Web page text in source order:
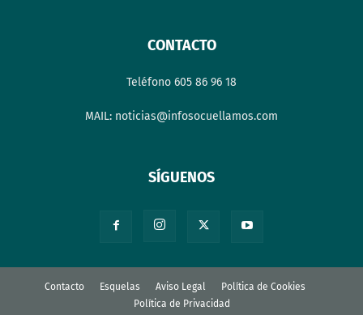
CONTACTO
Teléfono 605 86 96 18
MAIL: noticias@infosocuellamos.com
SÍGUENOS
Contacto Esquelas Aviso Legal
Política de Cookies
Política de Privacidad